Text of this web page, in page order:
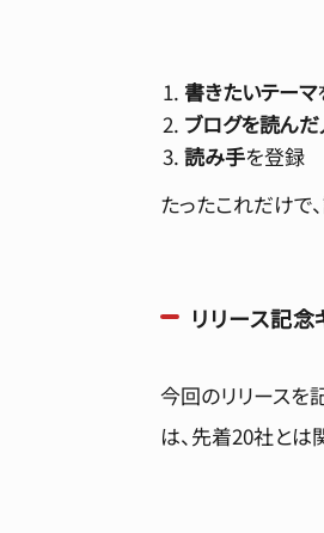
書きたいテーマ
ブログを読ん
読み手を登録
たったこれだけで
リリース記
今回のリリースを
は、先着20社とは